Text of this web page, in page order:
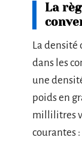
La
La densité
dans les
une
poids en
millilitres
courantes :